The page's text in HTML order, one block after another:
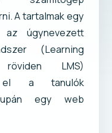
A tartalmak egy
az úgynevezett
(Learning
röviden LMS)
el a tanulók
egy web